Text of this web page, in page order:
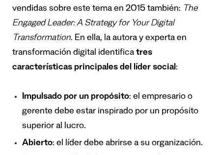
vendidas sobre este tema en 2015 también: The
Engaged Leader: A Strategy for Your Digital
Transformation. En ella, la autora y experta en
transformación digital identifica tres
características principales del líder social:
Impulsado por un propósito: el empresario o
gerente debe estar inspirado por un propósito
superior al lucro.
Abierto: el líder debe abrirse a su organización.